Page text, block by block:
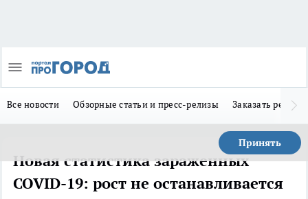
Все новости Обзорные статьи и пресс-релизы Заказать
Принять
Новая статистика зараженных
COVID-19: рост не останавливается